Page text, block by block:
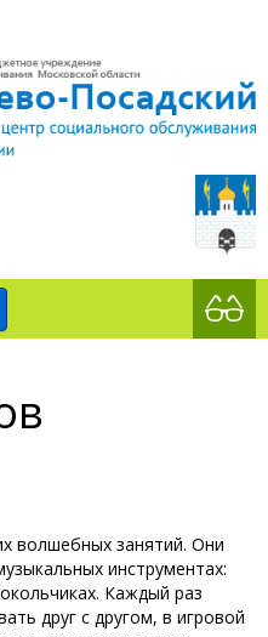
волшебных занятий. Они
инструментах:
Каждый раз
друг с другом, в игровой